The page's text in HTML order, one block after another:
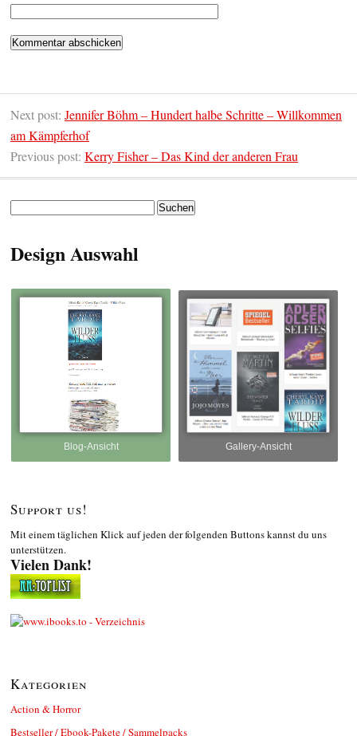
Next post: Jennifer Böhm – Hundert halbe Schritte – Willkommen
am Kämpferhof
Previous post: Kerry Fisher – Das Kind der anderen Frau
Design Auswahl
Blog-Ansicht Gallery-Ansicht
Support us!
Mit einem täglichen Klick auf jeden der folgenden Buttons kannst du uns
unterstützen.
Vielen Dank!
Kategorien
Action & Horror
Bestseller / Ebook-Pakete / Sammelpacks